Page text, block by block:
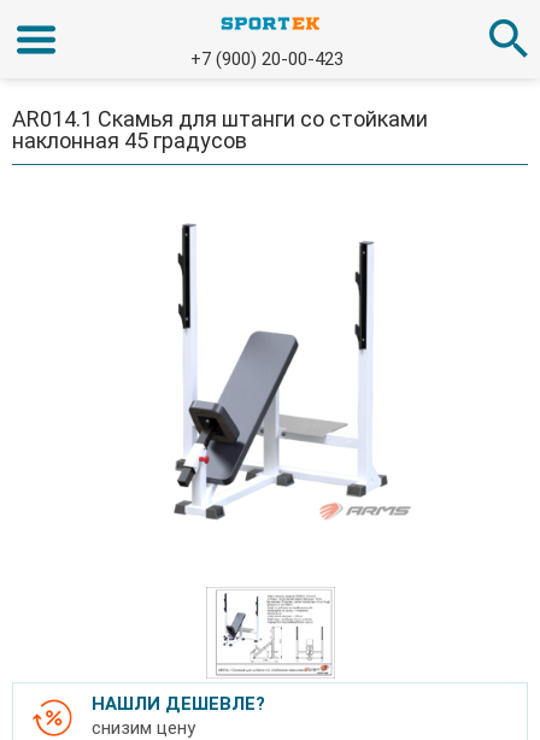
+7 (900) 20-00-423
AR014.1 Скамья для штанги со стойками
наклонная 45 градусов
НАШЛИ ДЕШЕВЛЕ?
снизим цену